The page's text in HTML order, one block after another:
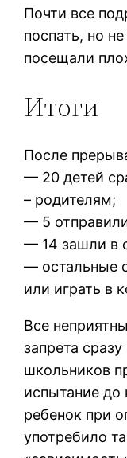
Почти все
поспать, но
посещали
Итоги
После
— 20 детей
– родителям;
— 5
— 14 зашли в
— остальные
или играть в
Все
запрета
школьников
испытание до
ребенок при
употребило